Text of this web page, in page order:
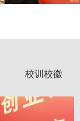
校训校徽